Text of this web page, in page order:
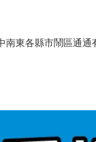
東各縣市鬧區通